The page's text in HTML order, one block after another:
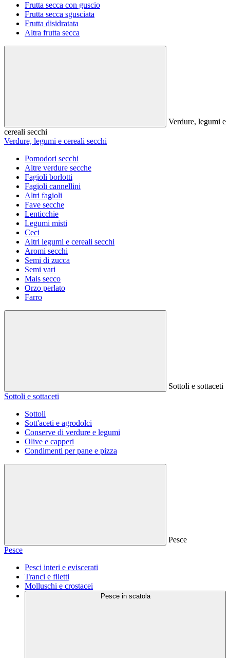
Frutta secca con guscio
Frutta secca sgusciata
Frutta disidratata
Altra frutta secca
Verdure, legumi e
cereali secchi
Verdure, legumi e cereali secchi
Pomodori secchi
Altre verdure secche
Fagioli borlotti
Fagioli cannellini
Altri fagioli
Fave secche
Lenticchie
Legumi misti
Ceci
Altri legumi e cereali secchi
Aromi secchi
Semi di zucca
Semi vari
Mais secco
Orzo perlato
Farro
Sottoli e sottaceti
Sottoli e sottaceti
Sottoli
Sott'aceti e agrodolci
Conserve di verdure e legumi
Olive e capperi
Condimenti per pane e pizza
Pesce
Pesce
Pesci interi e eviscerati
Tranci e filetti
Molluschi e crostacei
Pesce in scatola